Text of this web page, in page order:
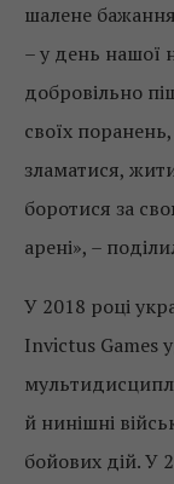
шалене
– у день нашої
добровільно
своїх
зламатися,
боротися за
арені», –
У 2018 році
Invictus Games
й нинішні
бойових дій. У